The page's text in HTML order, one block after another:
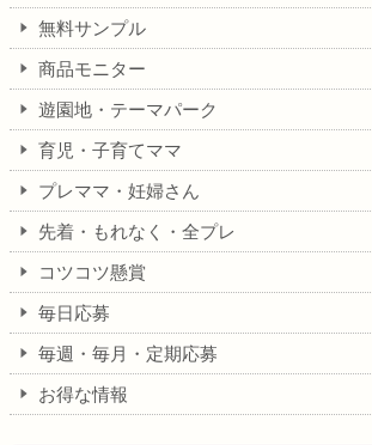
無料サンプル
商品モニター
遊園地・テーマパーク
育児・子育てママ
プレママ・妊婦さん
先着・もれなく・全プレ
コツコツ懸賞
毎日応募
毎週・毎月・定期応募
お得な情報